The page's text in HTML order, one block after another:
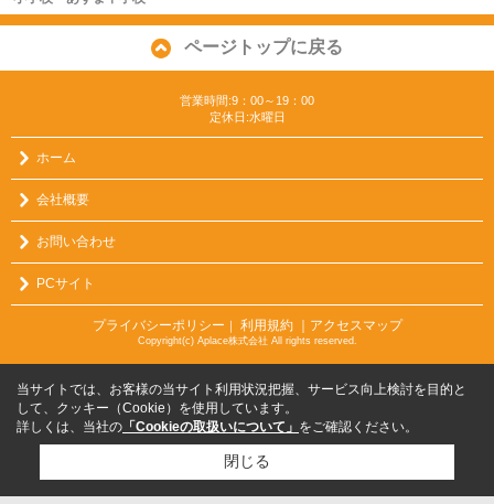
ページトップに戻る
営業時間:9：00～19：00
定休日:水曜日
ホーム
会社概要
お問い合わせ
PCサイト
プライバシーポリシー ｜ 利用規約 ｜アクセスマップ
Copyright(c) Aplace株式会社 All rights reserved.
当サイトでは、お客様の当サイト利用状況把握、サービス向上検討を目的と
して、クッキー（Cookie）を使用しています。
詳しくは、当社の 「Cookieの取扱いについて」 をご確認ください。
閉じる